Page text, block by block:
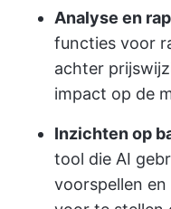
Analyse en
functies voor
achter
impact op de
Inzichten op
tool die AI
voorspellen